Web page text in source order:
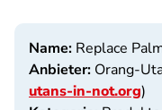
Name: Replace
Anbieter: Orang-
utans-in-not.org)